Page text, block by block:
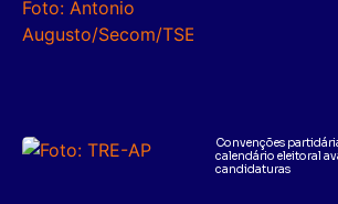
Convenções
calendário eleitoral
candidaturas